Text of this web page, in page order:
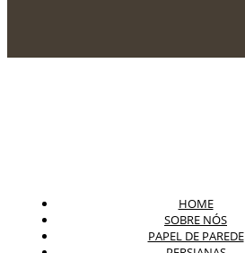
HOME
SOBRE NÓS
PAPEL DE PAREDE